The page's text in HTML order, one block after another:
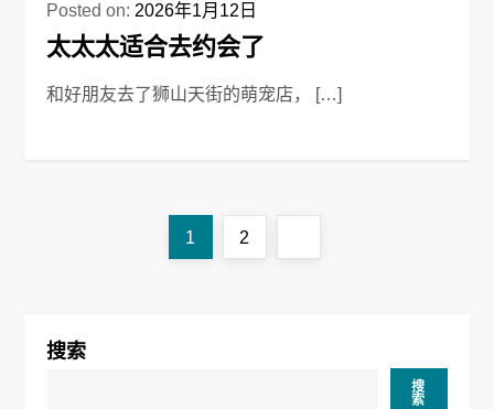
Posted on: 2026年1月12日
太太太适合去约会了
和好朋友去了狮山天街的萌宠店， […]
导
Page
1 Page
2
搜索
搜
索